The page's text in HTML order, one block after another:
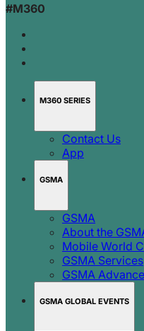
#M360
M360 SERIES
Contact Us
App
GSMA
GSMA
About the
Mobile World
GSMA Services
GSMA Advance
GSMA GLOBAL EVENTS